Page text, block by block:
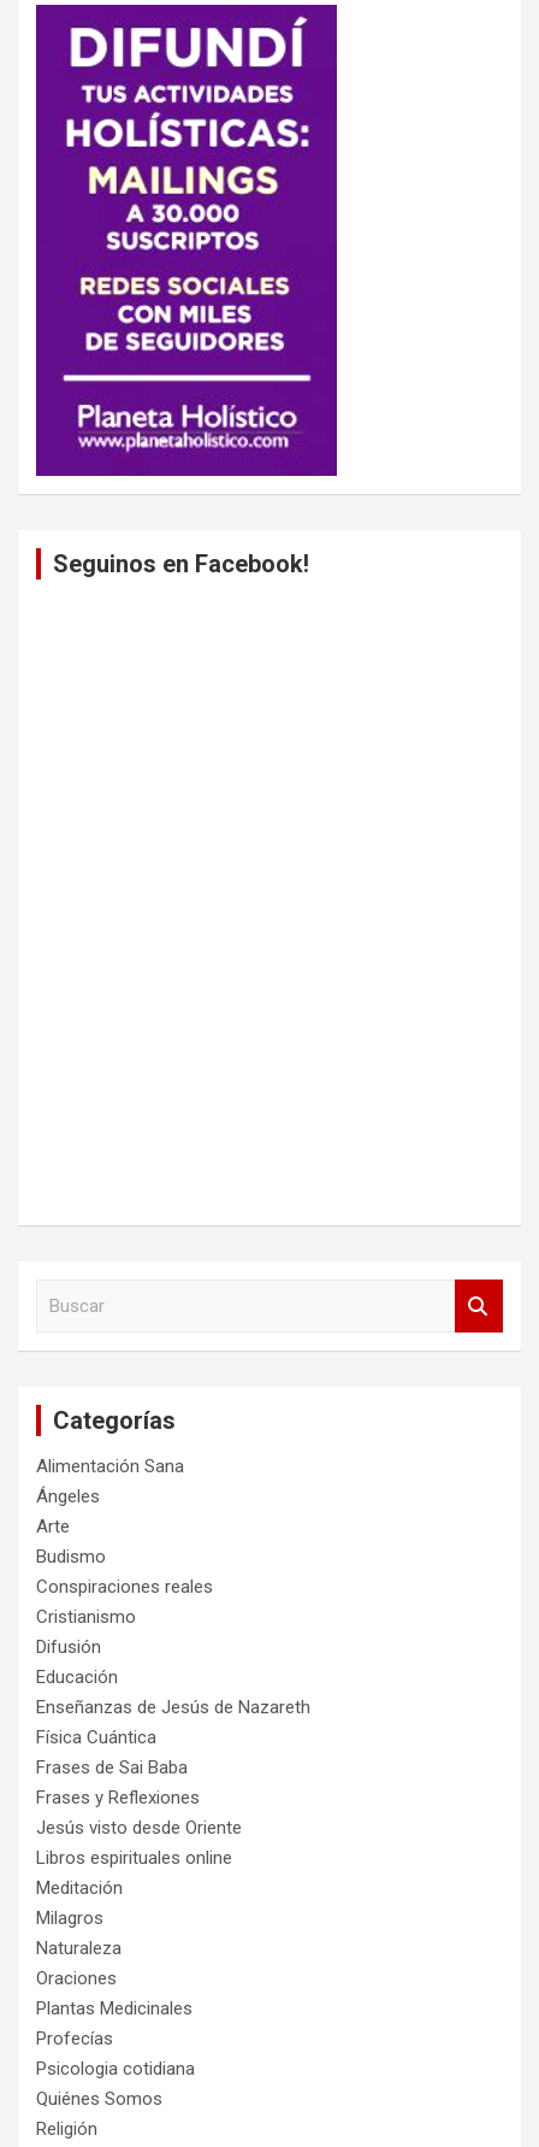
Seguinos en Facebook!
Categorías
Alimentación Sana
Ángeles
Arte
Budismo
Conspiraciones reales
Cristianismo
Difusión
Educación
Enseñanzas de Jesús de Nazareth
Física Cuántica
Frases de Sai Baba
Frases y Reflexiones
Jesús visto desde Oriente
Libros espirituales online
Meditación
Milagros
Naturaleza
Oraciones
Plantas Medicinales
Profecías
Psicologia cotidiana
Quiénes Somos
Religión